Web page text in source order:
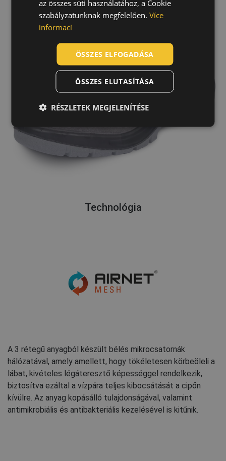
Technológia
A 3 rétegű anyagból készült bélés mikrocsatornák
hálózatával, amely amellett, hogy tökéletesen körbeöleli a
lábat, kivételes légáteresztő képességgel rendelkezik,
biztosítva ezáltal a vízpára teljes kibocsátását a cipőn
kívülre. Az anyag kopásálló tulajdonságával, valamint
antimikrobiális és antibakteriális kezelésével is kitűnik.
SLOVAK
GERMAN
az összes süti használatához, a Cookie
szabályzatunknak megfelelően. Více
informací
ÖSSZES ELFOGADÁSA
ÖSSZES ELUTASÍTÁSA
RÉSZLETEK MEGJELENÍTÉSE